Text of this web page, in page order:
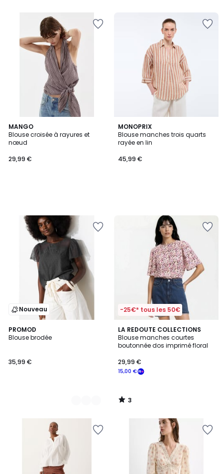
MANGO
Blouse croisée à rayures et
nœud
29,99 €
MONOPRIX
Blouse manches trois quarts
rayée en lin
45,99 €
Nouveau
PROMOD
Blouse brodée
35,99 €
2
Couleurs
-25€* tous les 50€
LA REDOUTE COLLECTIONS
Blouse manches courtes
boutonnée dos imprimé floral
15,00 €
29,99 €
3
/
5
3
/